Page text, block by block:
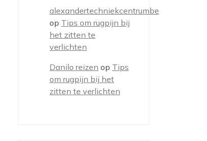
alexandertechniekcentrumbe
op Tips om rugpijn bij
het zitten te
verlichten
Danilo reizen op Tips
om rugpijn bij het
zitten te verlichten